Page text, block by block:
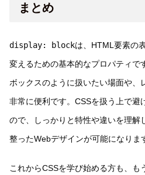
まとめ
display: blockは、HTML要素の
変えるための基本的なプロパティで
ボックスのように扱いたい場面や、
非常に便利です。CSSを扱う上で避
ので、しっかりと特性や違いを理解
整ったWebデザインが可能になりま
これからCSSを学び始める方も、も